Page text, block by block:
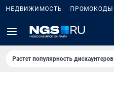
НЕДВИЖИМОСТЬ ПРОМОКОДЫ
Растет популярность дискаунтеров